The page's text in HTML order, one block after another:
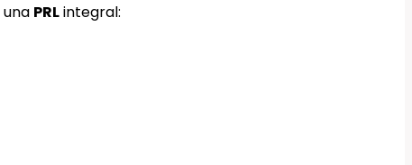
PRLintegral: